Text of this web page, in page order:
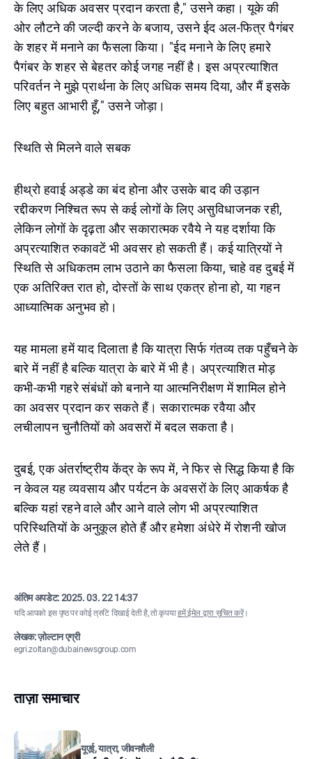
के लिए अधिक अवसर प्रदान करता है," उसने कहा। यूके की
ओर लौटने की जल्दी करने के बजाय, उसने ईद अल-फित्र पैगंबर
के शहर में मनाने का फैसला किया। "ईद मनाने के लिए हमारे
पैगंबर के शहर से बेहतर कोई जगह नहीं है। इस अप्रत्याशित
परिवर्तन ने मुझे प्रार्थना के लिए अधिक समय दिया, और मैं इसके
लिए बहुत आभारी हूँ," उसने जोड़ा।
स्थिति से मिलने वाले सबक
हीथ्रो हवाई अड्डे का बंद होना और उसके बाद की उड़ान
रद्दीकरण निश्चित रूप से कई लोगों के लिए असुविधाजनक रही,
लेकिन लोगों के दृढ़ता और सकारात्मक रवैये ने यह दर्शाया कि
अप्रत्याशित रुकावटें भी अवसर हो सकती हैं। कई यात्रियों ने
स्थिति से अधिकतम लाभ उठाने का फैसला किया, चाहे वह दुबई में
एक अतिरिक्त रात हो, दोस्तों के साथ एकत्र होना हो, या गहन
आध्यात्मिक अनुभव हो।
यह मामला हमें याद दिलाता है कि यात्रा सिर्फ गंतव्य तक पहुँचने के
बारे में नहीं है बल्कि यात्रा के बारे में भी है। अप्रत्याशित मोड़
कभी-कभी गहरे संबंधों को बनाने या आत्मनिरीक्षण में शामिल होने
का अवसर प्रदान कर सकते हैं। सकारात्मक रवैया और
लचीलापन चुनौतियों को अवसरों में बदल सकता है।
दुबई, एक अंतर्राष्ट्रीय केंद्र के रूप में, ने फिर से सिद्ध किया है कि
न केवल यह व्यवसाय और पर्यटन के अवसरों के लिए आकर्षक है
बल्कि यहां रहने वाले और आने वाले लोग भी अप्रत्याशित
परिस्थितियों के अनुकूल होते हैं और हमेशा अंधेरे में रोशनी खोज
लेते हैं।
अंतिम अपडेट:2025. 03. 22 14:37
यदि आपको इस पृष्ठ पर कोई त्रुटि दिखाई देती है, तो कृपयाहमें ईमेल द्वारा सूचित करें।
लेखक: ज़ोल्टान एग्री
egri.zoltan@dubainewsgroup.com
ताज़ा समाचार
यूएई, यात्रा, जीवनशैली